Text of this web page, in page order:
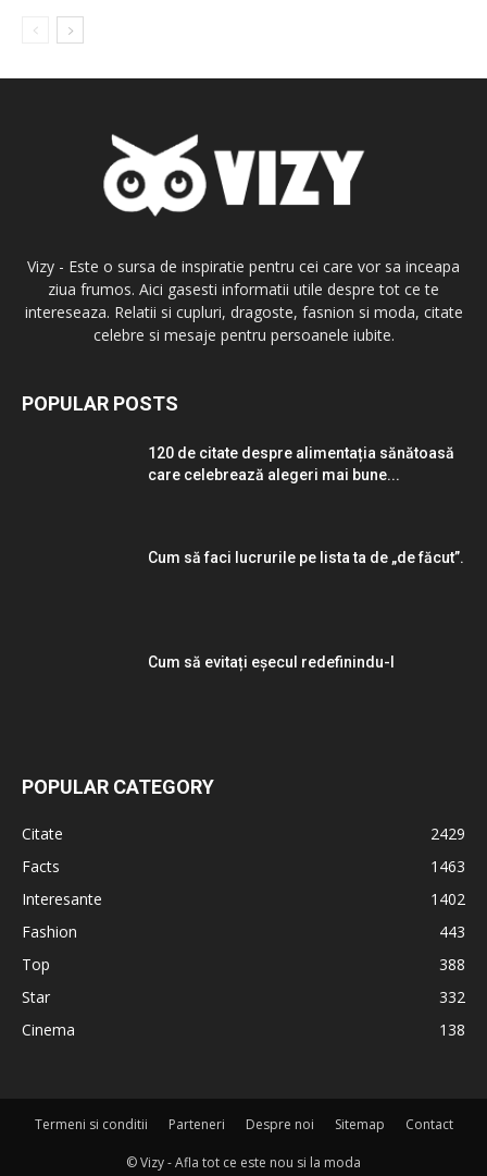
Vizy - Este o sursa de inspiratie pentru cei care vor sa inceapa
ziua frumos. Aici gasesti informatii utile despre tot ce te
intereseaza. Relatii si cupluri, dragoste, fasnion si moda, citate
celebre si mesaje pentru persoanele iubite.
POPULAR POSTS
120 de citate despre alimentația sănătoasă
care celebrează alegeri mai bune...
Cum să faci lucrurile pe lista ta de „de făcut”.
Cum să evitați eșecul redefinindu-l
POPULAR CATEGORY
Citate
2429
Facts
1463
Interesante
1402
Fashion
443
Top
388
Star
332
Cinema
138
Termeni si conditii Parteneri Despre noi Sitemap Contact
© Vizy - Afla tot ce este nou si la moda